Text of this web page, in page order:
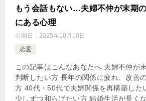
もう会話もない…夫婦不仲が末期
にある心理
公開日： 2025年10月10日
恋愛
この記事はこんなあなたへ 夫婦不仲が
判断したい方 長年の関係に疲れ、改善
方 40代・50代で夫婦関係を再構築した
少しずつ和らげたい方 結婚生活が長く